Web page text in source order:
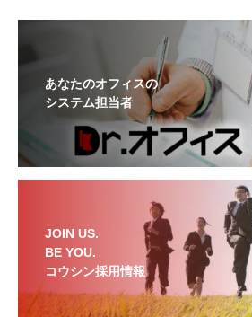
あなたのオフィスの
システム担当者
JOIN US.
BE YOU.
コウシン採用情報